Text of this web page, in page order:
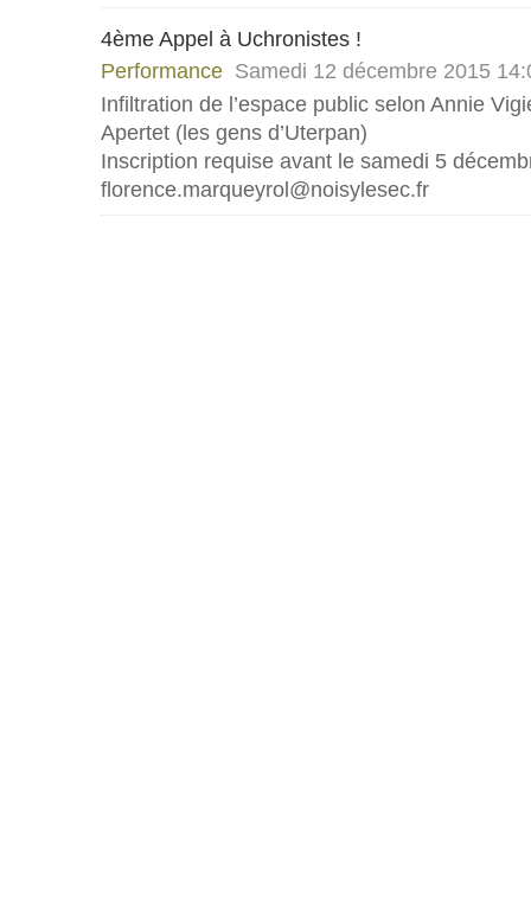
4ème Appel à Uchronistes !
Performance Samedi 12 décembre 2015
Infiltration de l’espace public selon Annie
Apertet (les gens d’Uterpan)
Inscription requise avant le samedi 5
florence.marqueyrol@noisylesec.fr